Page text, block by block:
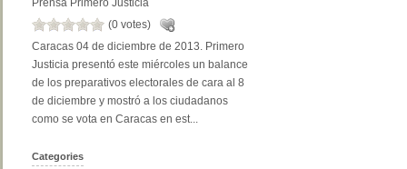
Prensa Primero Justicia
(0 votes)
Caracas 04 de diciembre de 2013. Primero
Justicia presentó este miércoles un balance
de los preparativos electorales de cara al 8
de diciembre y mostró a los ciudadanos
como se vota en Caracas en est...
Categories